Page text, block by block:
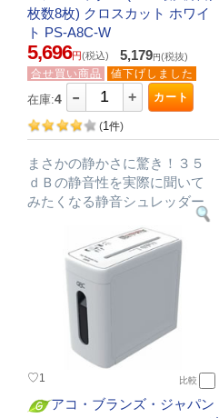
枚数8枚) クロスカット ホワイ
ト PS-A8C-W
5,696円(税込) 5,179円(税抜)
合せ買い商品 値下げしました
在庫:4 - + カート
(1 件)
まさかの静かさに驚き！３５
ｄＢの静音性を実際に聞いて
みたくなる静音シュレッダー
♡1 比較
アコ・ブランズ・ジャパン